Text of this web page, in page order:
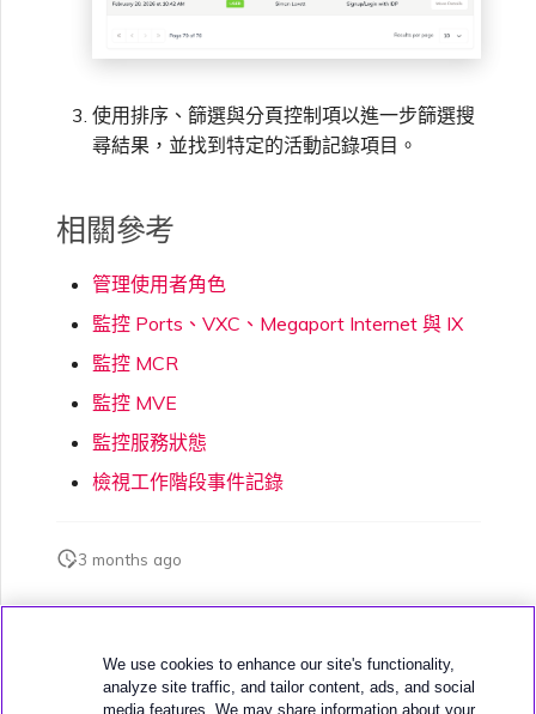
使用排序、篩選與分頁控制項以進一步篩選搜
尋結果，並找到特定的活動記錄項目。
相關參考
管理使用者角色
監控 Ports、VXC、Megaport Internet 與 IX
監控 MCR
監控 MVE
監控服務狀態
檢視工作階段事件記錄
3 months ago
We use cookies to enhance our site's functionality,
analyze site traffic, and tailor content, ads, and social
media features. We may share information about your